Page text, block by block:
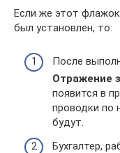
Если же этот
был установлен, то:
После
Отражение
появится в
проводки по
будут.
Бухгалтер,